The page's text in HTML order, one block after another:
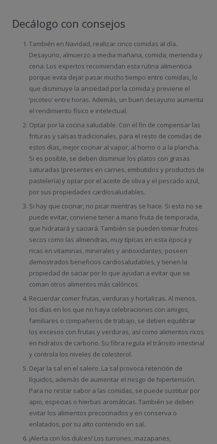
Decálogo con consejos
También en Navidad, realizar cinco comidas al día.
Desayuno, almuerzo a media mañana, comida, merienda y
cena. Los expertos recomiendan esta rutina alimenticia
porque evita dejar pasar mucho tiempo entre comidas, lo
que disminuye la ansiedad por la comida y previene el
‘picoteo’ entre horas. Además, un buen desayuno aumenta
el rendimiento físico e intelectual.
Optar por la cocina saludable. Con el fin de compensar las
frituras y salsas tradicionales, para el resto de comidas de
estos días, mejor cocinar al vapor, al horno o a la plancha.
Si es posible, se deben disminuir los platos con grasas
saturadas (presentes en carnes, embutidos y productos de
pastelería) y optar por el aceite de oliva y el pescado azul,
por sus propiedades cardiosaludables.
Si hay que cocinar, no picar mientras se hace. Si esto no se
puede evitar, conviene tener a mano fruta de temporada,
que hidratará y saciará. También se pueden tomar frutos
secos como las almendras, muy típicas en esta época y
ricas en vitaminas, minerales y antioxidantes; poseen
demostrados beneficios cardiosaludables, y tienen la
propiedad de saciar por lo que ayudan a evitar que se
coman otros alimentos más calóricos
Recuerdar comer frutas, verduras y hortalizas. Al menos,
los días en los que no haya celebraciones con amigos,
familiares o compañeros de trabajo, se deben equilibrar
los excesos con frutas y verduras, así como alimentos ricos
en hidratos de carbono. Su fibra regula el tránsito intestinal
y controla los niveles de colesterol.
Dejar la sal en el salero. La sal provoca retención de
líquidos, además de aumentar el riesgo de hipertensión.
Para no restar sabor a las comidas, se puede sustituir por
apio, especias o hierbas aromáticas. También se deben
evitar los alimentos precocinados y en conserva o
enlatados, por su alto contenido en sal.
¡Alerta con los dulces! Los turrones, mazapanes,